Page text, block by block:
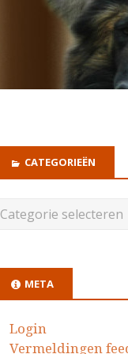
CATEGORIEËN
META
Login
Vermeldingen